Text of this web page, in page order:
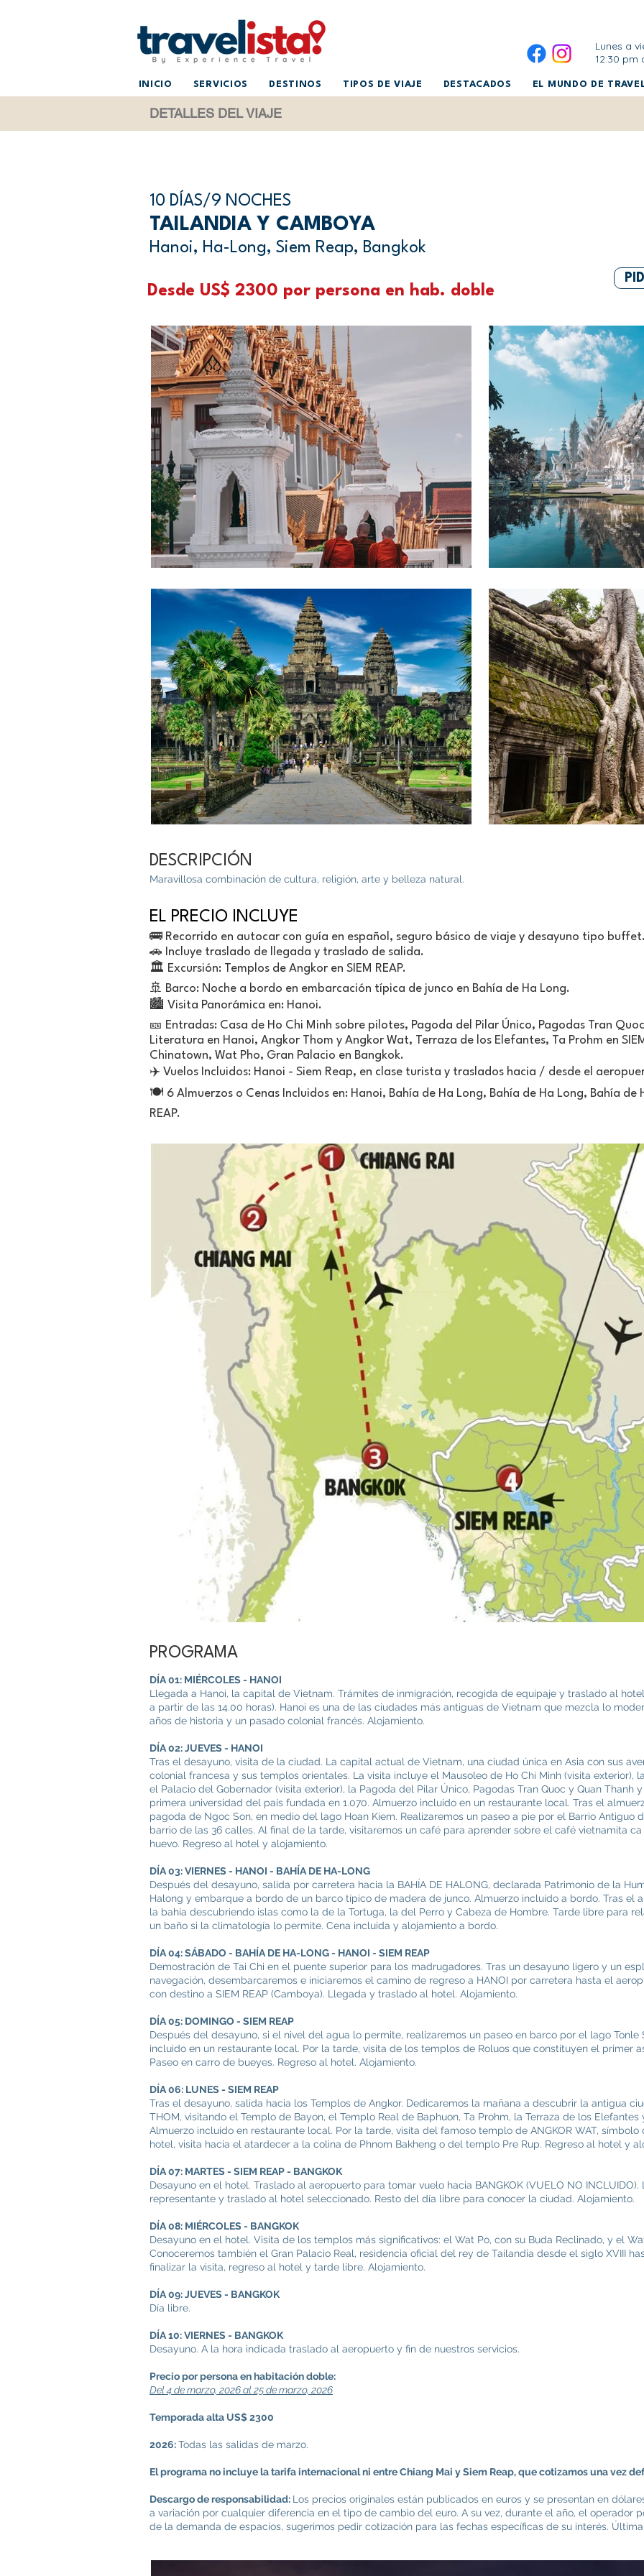
Lunes a
12:30 pm
INICIO SERVICIOS DESTINOS TIPOS DE VIAJE DESTACADOS EL MUNDO DE
DETALLES DEL VIAJE
10 DÍAS/9 NOCHES
TAILANDIA Y CAMBOYA
Hanoi, Ha-Long, Siem Reap, Bangkok
Desde US$ 2300 por persona en hab. doble
DESCRIPCIÓN
Maravillosa combinación de cultura, religión, arte y belleza natural.
EL PRECIO INCLUYE
🚌 Recorrido en autocar con guía en español, seguro básico de viaje y desayuno tipo
🚗 Incluye traslado de llegada y traslado de salida.
🏛️ Excursión: Templos de Angkor en SIEM REAP.
🚢 Barco: Noche a bordo en embarcación típica de junco en Bahía de Ha Long.
🏙️ Visita Panorámica en: Hanoi.
🎫 Entradas: Casa de Ho Chi Minh sobre pilotes, Pagoda del Pilar Único, Pagodas Tran
Literatura en Hanoi, Angkor Thom y Angkor Wat, Terraza de los Elefantes, Ta Prohm en
Chinatown, Wat Pho, Gran Palacio en Bangkok.
✈️ Vuelos Incluidos: Hanoi - Siem Reap, en clase turista y traslados hacia / desde el
🍽️ 6 Almuerzos o Cenas Incluidos en: Hanoi, Bahía de Ha Long, Bahía de Ha Long, Bahía de
REAP.
PROGRAMA
DÍA 01: MIÉRCOLES - HANOI
Llegada a Hanoi, la capital de Vietnam. Trámites de inmigración, recogida de equipaje y traslado al
a partir de las 14.00 horas). Hanoi es una de las ciudades más antiguas de Vietnam que mezcla lo
años de historia y un pasado colonial francés. Alojamiento.
DÍA 02: JUEVES - HANOI
Tras el desayuno, visita de la ciudad. La capital actual de Vietnam, una ciudad única en Asia con sus
colonial francesa y sus templos orientales. La visita incluye el Mausoleo de Ho Chi Minh (visita exterior),
el Palacio del Gobernador (visita exterior), la Pagoda del Pilar Único, Pagodas Tran Quoc y Quan Thanh
primera universidad del país fundada en 1.070. Almuerzo incluido en un restaurante local. Tras el
pagoda de Ngoc Son, en medio del lago Hoan Kiem. Realizaremos un paseo a pie por el Barrio Antiguo
barrio de las 36 calles. Al final de la tarde, visitaremos un café para aprender sobre el café vietnamita
huevo. Regreso al hotel y alojamiento.
DÍA 03: VIERNES - HANOI - BAHÍA DE HA-LONG
Después del desayuno, salida por carretera hacia la BAHÍA DE HALONG, declarada Patrimonio de la
Halong y embarque a bordo de un barco típico de madera de junco. Almuerzo incluido a bordo. Tras el
la bahía descubriendo islas como la de la Tortuga, la del Perro y Cabeza de Hombre. Tarde libre para
un baño si la climatología lo permite. Cena incluida y alojamiento a bordo.
DÍA 04: SÁBADO - BAHÍA DE HA-LONG - HANOI - SIEM REAP
Demostración de Tai Chi en el puente superior para los madrugadores. Tras un desayuno ligero y un
navegación, desembarcaremos e iniciaremos el camino de regreso a HANOI por carretera hasta el
con destino a SIEM REAP (Camboya). Llegada y traslado al hotel. Alojamiento.
DÍA 05: DOMINGO - SIEM REAP
Después del desayuno, si el nivel del agua lo permite, realizaremos un paseo en barco por el lago Tonle
incluido en un restaurante local. Por la tarde, visita de los templos de Roluos que constituyen el primer
Paseo en carro de bueyes. Regreso al hotel. Alojamiento.
DÍA 06: LUNES - SIEM REAP
Tras el desayuno, salida hacia los Templos de Angkor. Dedicaremos la mañana a descubrir la antigua
THOM, visitando el Templo de Bayon, el Templo Real de Baphuon, Ta Prohm, la Terraza de los Elefantes
Almuerzo incluido en restaurante local. Por la tarde, visita del famoso templo de ANGKOR WAT,
hotel, visita hacia el atardecer a la colina de Phnom Bakheng o del templo Pre Rup. Regreso al hotel y
DÍA 07: MARTES - SIEM REAP - BANGKOK
Desayuno en el hotel. Traslado al aeropuerto para tomar vuelo hacia BANGKOK (VUELO NO
representante y traslado al hotel seleccionado. Resto del día libre para conocer la ciudad. Alojamiento.
DÍA 08: MIÉRCOLES - BANGKOK
Desayuno en el hotel. Visita de los templos más significativos: el Wat Po, con su Buda Reclinado, y el
Conoceremos también el Gran Palacio Real, residencia oficial del rey de Tailandia desde el siglo XVIII
finalizar la visita, regreso al hotel y tarde libre. Alojamiento.
DÍA 09: JUEVES - BANGKOK
Día libre.
DÍA 10: VIERNES - BANGKOK
Desayuno. A la hora indicada traslado al aeropuerto y fin de nuestros servicios.
Precio por persona en habitación doble:
Del 4 de marzo, 2026 al 25 de marzo, 2026
Temporada alta US$ 2300
2026:Todas las salidas de marzo.
El programa no incluye la tarifa internacional ni entre Chiang Mai y Siem Reap, que cotizamos una vez
Descargo de responsabilidad: Los precios originales están publicados en euros y se presentan en
a variación por cualquier diferencia en el tipo de cambio del euro. A su vez, durante el año, el operador
de la demanda de espacios, sugerimos pedir cotización para las fechas específicas de su interés. Última